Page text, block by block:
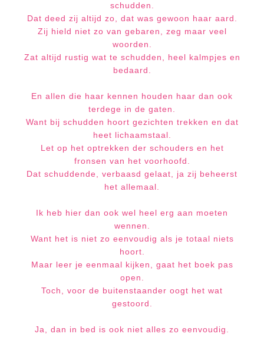
schudden.
Dat deed zij altijd zo, dat was gewoon haar aard.
Zij hield niet zo van gebaren, zeg maar veel
woorden.
Zat altijd rustig wat te schudden, heel kalmpjes en
bedaard.
En allen die haar kennen houden haar dan ook
terdege in de gaten.
Want bij schudden hoort gezichten trekken en dat
heet lichaamstaal.
Let op het optrekken der schouders en het
fronsen van het voorhoofd.
Dat schuddende, verbaasd gelaat, ja zij beheerst
het allemaal.
Ik heb hier dan ook wel heel erg aan moeten
wennen.
Want het is niet zo eenvoudig als je totaal niets
hoort.
Maar leer je eenmaal kijken, gaat het boek pas
open.
Toch, voor de buitenstaander oogt het wat
gestoord.
Ja, dan in bed is ook niet alles zo eenvoudig.